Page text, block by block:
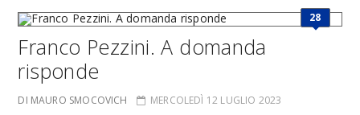
28
Franco Pezzini. A domanda
risponde
DI MAURO SMOCOVICH MERCOLEDÌ 12 LUGLIO 2023